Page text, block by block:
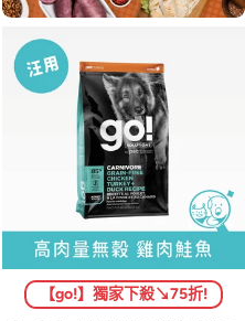
【go!】獨家下殺↘75折!